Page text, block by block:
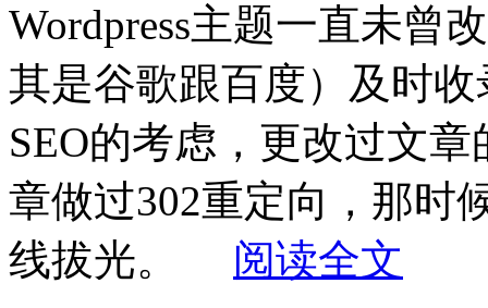
Wordpress主题一直未曾
其是谷歌跟百度）及时
SEO的考虑，更改过文
章做过302重定向，那时
线拔光。 阅读全文